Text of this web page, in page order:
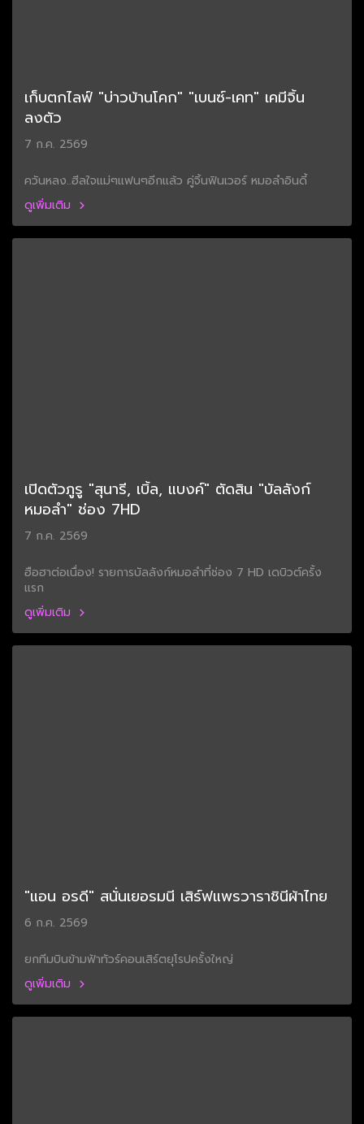
เก็บตกไลฟ์ "บ่าวบ้านโคก" "เบนซ์-เคท" เคมีจิ้น
ลงตัว
7 ก.ค. 2569
ควันหลง..ฮีลใจแม่ๆแฟนๆอีกแล้ว คู่จิ้นฟินเวอร์ หมอลำอินดี้
ดูเพิ่มเติม
เปิดตัวภูรู "สุนารี, เบิ้ล, แบงค์" ตัดสิน "บัลลังก์
หมอลำ" ช่อง 7HD
7 ก.ค. 2569
ฮือฮาต่อเนื่อง! รายการบัลลังก์หมอลำที่ช่อง 7 HD เดบิวต์ครั้ง
แรก
ดูเพิ่มเติม
"แอน อรดี" สนั่นเยอรมนี เสิร์ฟแพรวาราชินีผ้าไทย
6 ก.ค. 2569
ยกทีมบินข้ามฟ้าทัวร์คอนเสิร์ตยุโรปครั้งใหญ่
ดูเพิ่มเติม